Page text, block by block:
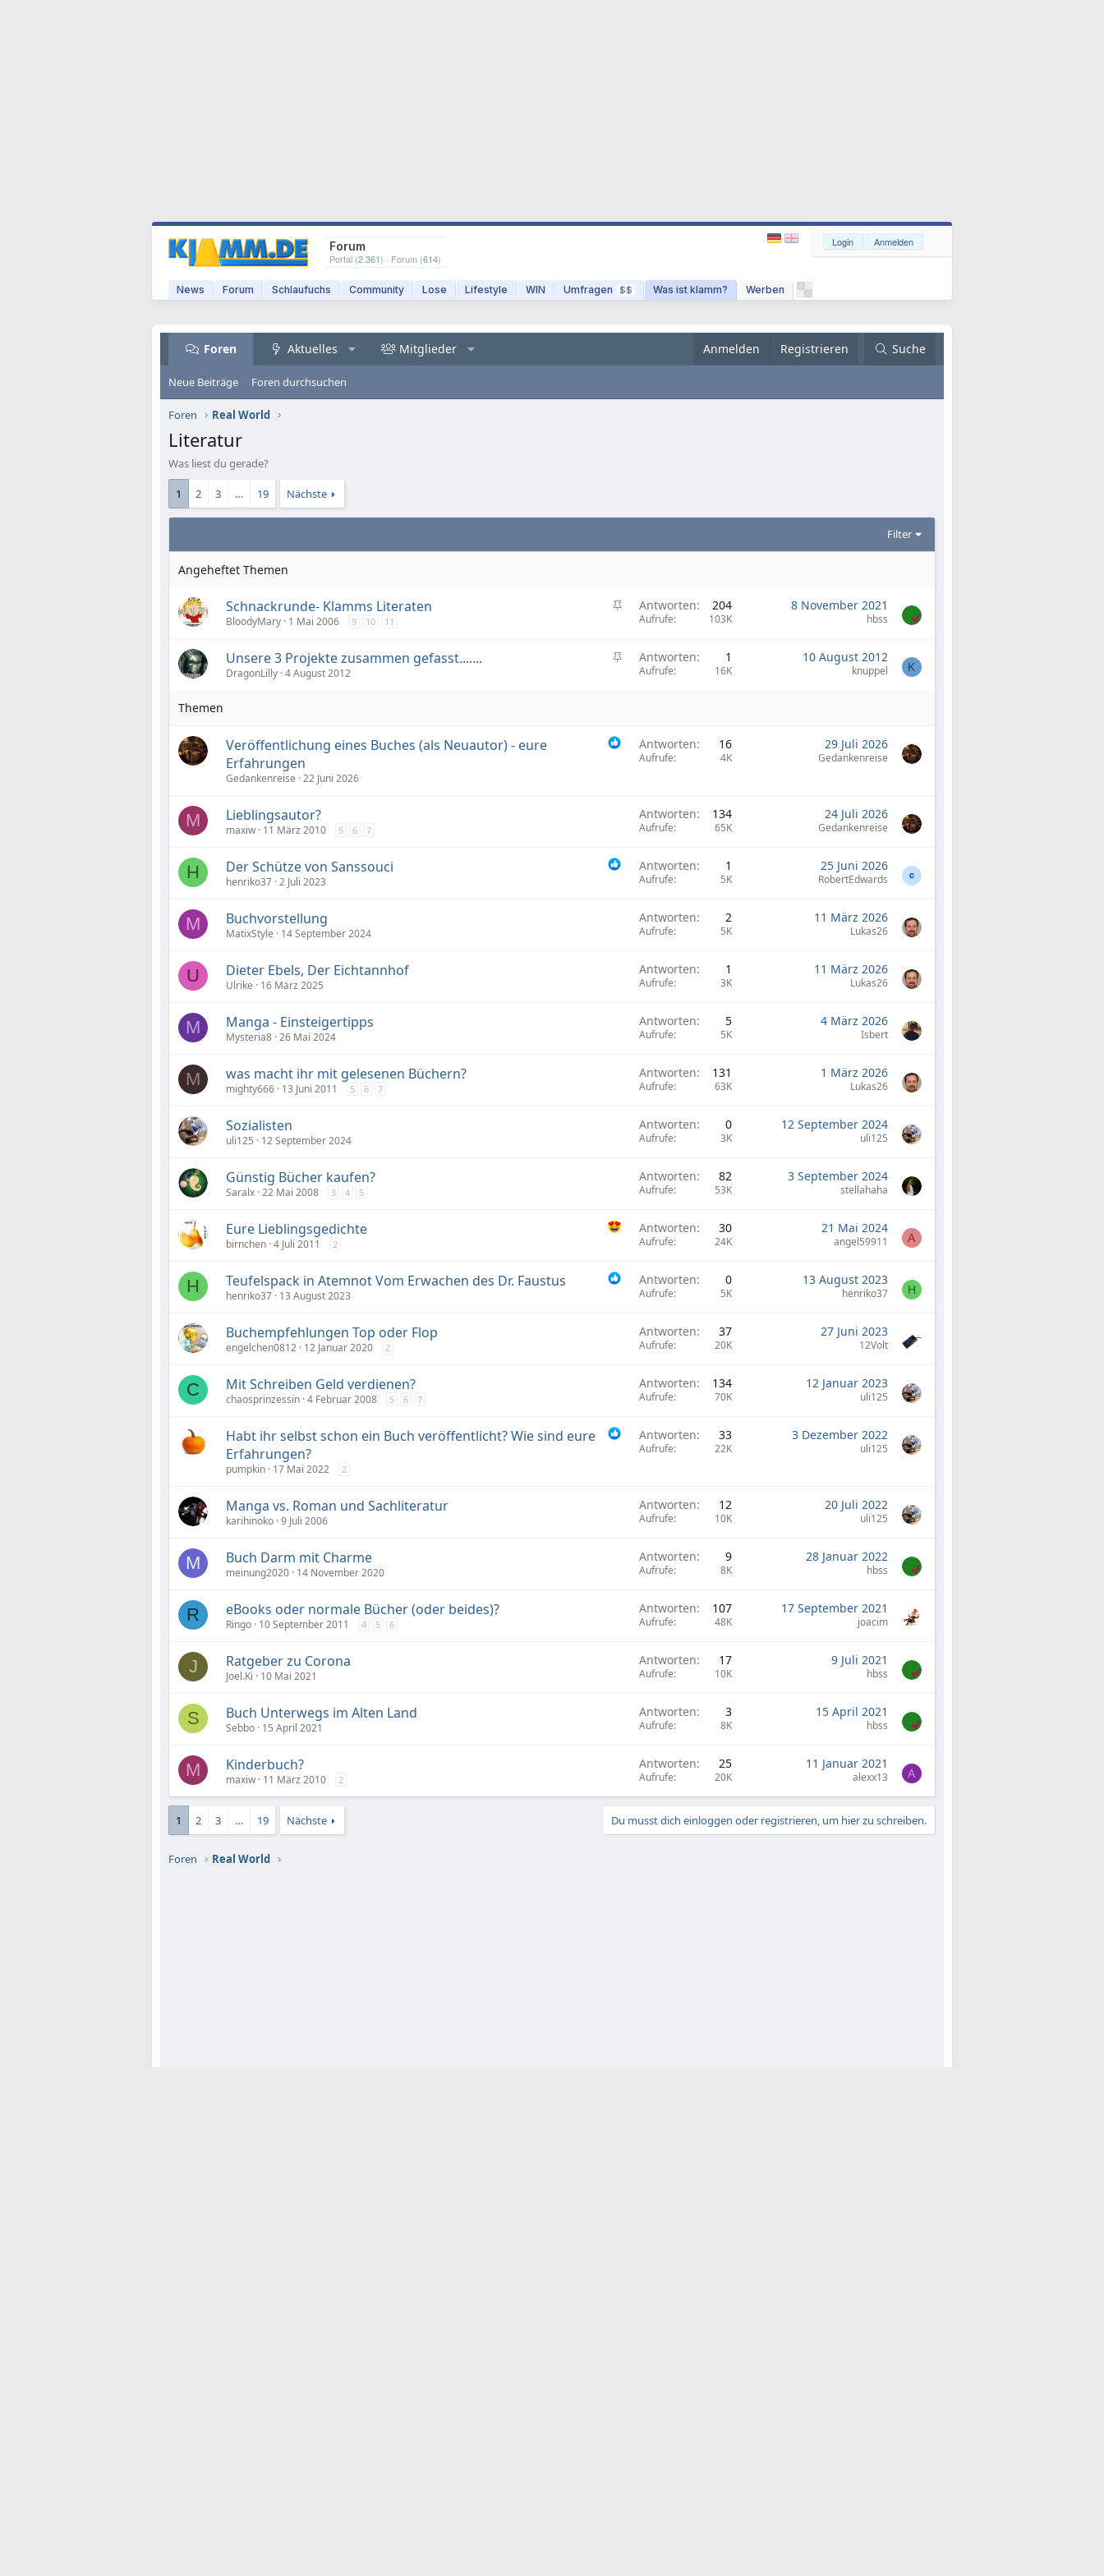
Forum
Portal (2.361) · Forum (614)
News Forum Schlaufuchs Community Lose Lifestyle WIN Umfragen $$ Was ist klamm? Werben
Login Anmelden
Foren Aktuelles Mitglieder Anmelden Registrieren Suche
Neue Beiträge Foren durchsuchen
Foren Real World
Literatur
Was liest du gerade?
1 2 3 … 19 Nächste
Filter
A
e
t
Schnackrunde- Klamms Literaten
BloodyMary 1 Mai 2006 9 10 11
Antworten 204
Aufrufe 103K
8 November 2021
hbss
A
f
Unsere 3 Projekte zusammen gefasst.......
DragonLilly 4 August 2012
Antworten 1
Aufrufe 16K
10 August 2012
knuppel K
Veröffentlichung eines Buches (als Neuautor) - eure
Erfahrungen
Gedankenreise 22 Juni 2026
Antworten 16
Aufrufe 4K
29 Juli 2026
Gedankenreise
M Lieblingsautor?
maxiw 11 März 2010 5 6 7
Antworten 134
Aufrufe 65K
24 Juli 2026
Gedankenreise
H Der Schütze von Sanssouci
henriko37 2 Juli 2023
Antworten 1
Aufrufe 5K
25 Juni 2026
RobertEdwards
M Buchvorstellung
MatixStyle 14 September 2024
Antworten 2
Aufrufe 5K
11 März 2026
Lukas26
U Dieter Ebels, Der Eichtannhof
Ulrike 16 März 2025
Antworten 1
Aufrufe 3K
11 März 2026
Lukas26
M Manga - Einsteigertipps
Mysteria8 26 Mai 2024
Antworten 5
Aufrufe 5K
4 März 2026
Isbert
M was macht ihr mit gelesenen Büchern?
mighty666 13 Juni 2011 5 6 7
Antworten 131
Aufrufe 63K
1 März 2026
Lukas26
Sozialisten
uli125 12 September 2024
Antworten 0
Aufrufe 3K
12 September 2024
uli125
Günstig Bücher kaufen?
Saralx 22 Mai 2008 3 4 5
Antworten 82
Aufrufe 53K
3 September 2024
stellahaha
Eure Lieblingsgedichte
birnchen 4 Juli 2011 2
Antworten 30
Aufrufe 24K
21 Mai 2024
angel59911 A
H Teufelspack in Atemnot Vom Erwachen des Dr. Faustus
henriko37 13 August 2023
Antworten 0
Aufrufe 5K
13 August 2023
henriko37 H
Buchempfehlungen Top oder Flop
engelchen0812 12 Januar 2020 2
Antworten 37
Aufrufe 20K
27 Juni 2023
12Volt
C Mit Schreiben Geld verdienen?
chaosprinzessin 4 Februar 2008 5 6 7
Antworten 134
Aufrufe 70K
12 Januar 2023
uli125
Habt ihr selbst schon ein Buch veröffentlicht? Wie sind eure
Erfahrungen?
pumpkin 17 Mai 2022 2
Antworten 33
Aufrufe 22K
3 Dezember 2022
uli125
Manga vs. Roman und Sachliteratur
karihinoko 9 Juli 2006
Antworten 12
Aufrufe 10K
20 Juli 2022
uli125
M Buch Darm mit Charme
meinung2020 14 November 2020
Antworten 9
Aufrufe 8K
28 Januar 2022
hbss
R eBooks oder normale Bücher (oder beides)?
Ringo 10 September 2011 4 5 6
Antworten 107
Aufrufe 48K
17 September 2021
joacim
J Ratgeber zu Corona
Joel.Ki 10 Mai 2021
Antworten 17
Aufrufe 10K
9 Juli 2021
hbss
S Buch Unterwegs im Alten Land
Sebbo 15 April 2021
Antworten 3
Aufrufe 8K
15 April 2021
hbss
M Kinderbuch?
maxiw 11 März 2010 2
Antworten 25
Aufrufe 20K
11 Januar 2021
alexx13 A
1 2 3 … 19 Nächste Du musst dich einloggen oder registrieren, um hier zu schreiben.
Foren Real World